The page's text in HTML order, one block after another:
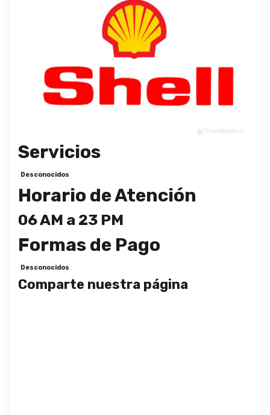
Servicios
Desconocidos
Horario de Atención
06 AM a 23 PM
Formas de Pago
Desconocidos
Comparte nuestra página